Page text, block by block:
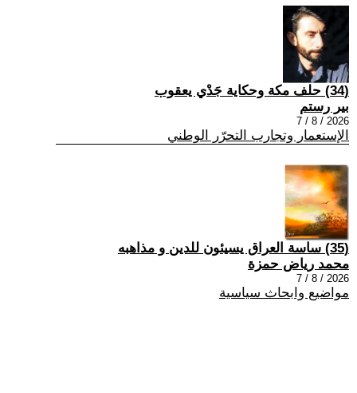
(34) حلف مكة وحكاية جَدْي يعقوب
بير رستم
2026 / 8 / 7
الإستعمار وتجارب التحرّر الوطني
(35) ساسة العراق يسيئون للدين و مذاهبه
محمد رياض حمزة
2026 / 8 / 7
مواضيع وابحاث سياسية